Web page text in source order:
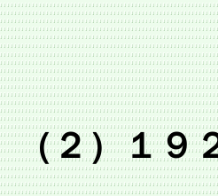
（２）１９